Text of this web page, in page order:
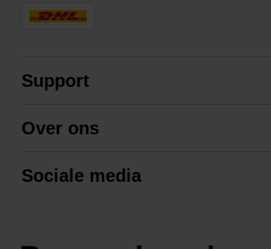
Support
Algemene voorwaarden
Over ons
Sociale media